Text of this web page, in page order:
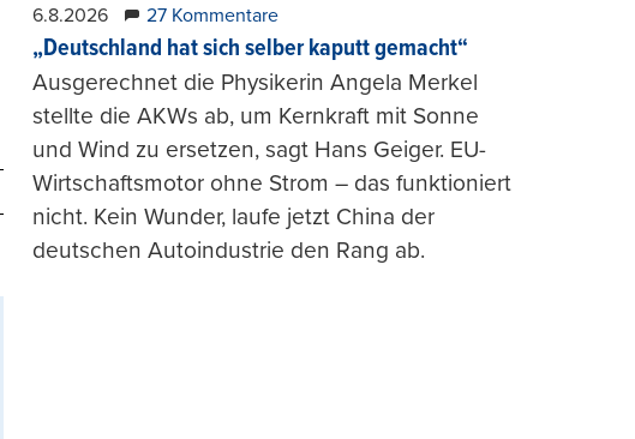
6.8.2026 27 Kommentare
„Deutschland hat sich selber kaputt gemacht“
Ausgerechnet die Physikerin Angela Merkel
stellte die AKWs ab, um Kernkraft mit Sonne
und Wind zu ersetzen, sagt Hans Geiger. EU-
Wirtschaftsmotor ohne Strom – das funktioniert
nicht. Kein Wunder, laufe jetzt China der
deutschen Autoindustrie den Rang ab.